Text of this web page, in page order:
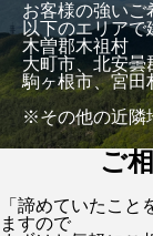
お客様の強いご
以下のエリア
木曽郡木祖村
大町市、北安曇
駒ヶ根市、宮田
※その他の近隣
ご
「諦めていたこ
ますので